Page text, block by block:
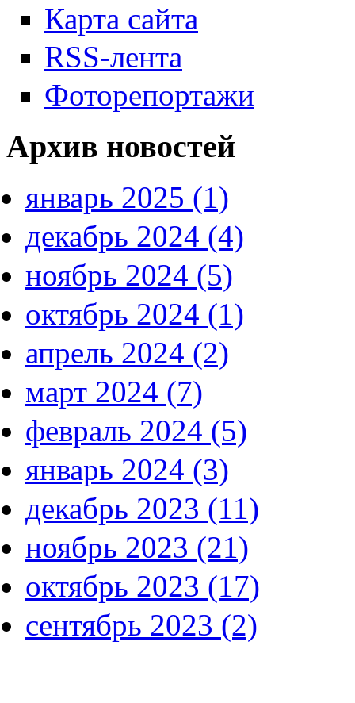
Карта сайта
RSS-лента
Фоторепортажи
Архив новостей
январь 2025 (1)
декабрь 2024 (4)
ноябрь 2024 (5)
октябрь 2024 (1)
апрель 2024 (2)
март 2024 (7)
февраль 2024 (5)
январь 2024 (3)
декабрь 2023 (11)
ноябрь 2023 (21)
октябрь 2023 (17)
сентябрь 2023 (2)